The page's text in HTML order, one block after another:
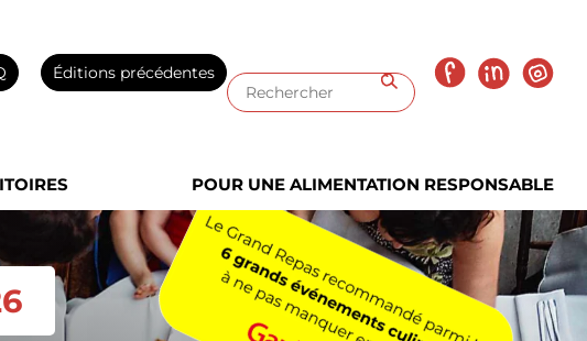
Éditions précédentes Entrer
votre
Facebook
LinkedIn
POUR UNE ALIMENTATION RESPONSABLE